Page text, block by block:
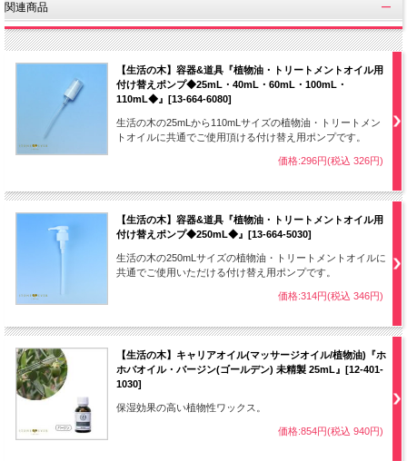
関連商品
【生活の木】容器&道具『植物油・トリートメントオイル用
付け替えポンプ◆25mL・40mL・60mL・100mL・
110mL◆』[13-664-6080]
生活の木の25mLから110mLサイズの植物油・トリートメン
トオイルに共通でご使用頂ける付け替え用ポンプです。
価格:296円(税込 326円)
【生活の木】容器&道具『植物油・トリートメントオイル用
付け替えポンプ◆250mL◆』[13-664-5030]
生活の木の250mLサイズの植物油・トリートメントオイルに
共通でご使用いただける付け替え用ポンプです。
価格:314円(税込 346円)
【生活の木】キャリアオイル(マッサージオイル/植物油)『ホ
ホバオイル・バージン(ゴールデン) 未精製 25mL』[12-401-
1030]
保湿効果の高い植物性ワックス。
価格:854円(税込 940円)